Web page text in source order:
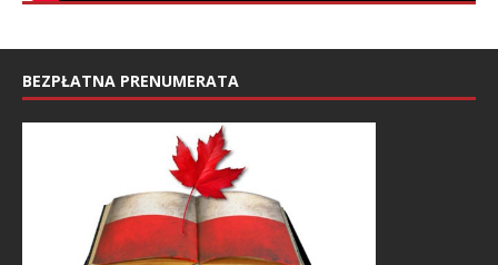
BEZPŁATNA PRENUMERATA